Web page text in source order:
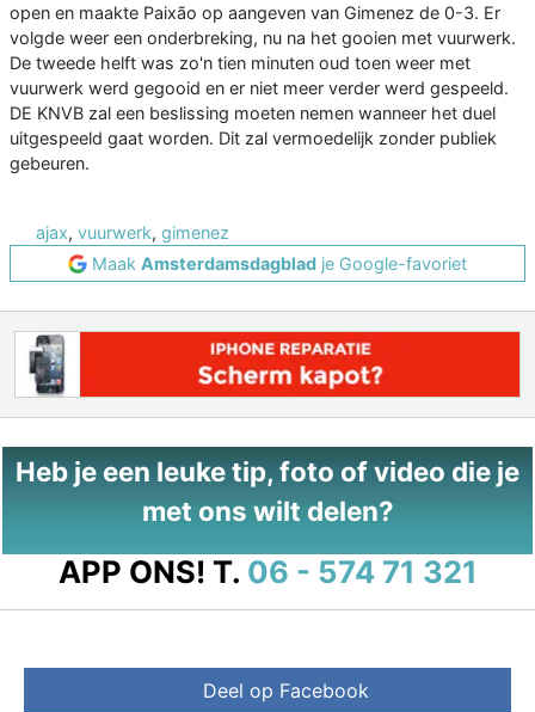
open en maakte Paixão op aangeven van Gimenez de 0-3. Er
volgde weer een onderbreking, nu na het gooien met vuurwerk.
De tweede helft was zo'n tien minuten oud toen weer met
vuurwerk werd gegooid en er niet meer verder werd gespeeld.
DE KNVB zal een beslissing moeten nemen wanneer het duel
uitgespeeld gaat worden. Dit zal vermoedelijk zonder publiek
gebeuren.
ajax, vuurwerk, gimenez
Maak Amsterdamsdagblad je Google-favoriet
Heb je een leuke tip, foto of video die je
met ons wilt delen?
APP ONS! T. 06 - 574 71 321
Deel op Facebook